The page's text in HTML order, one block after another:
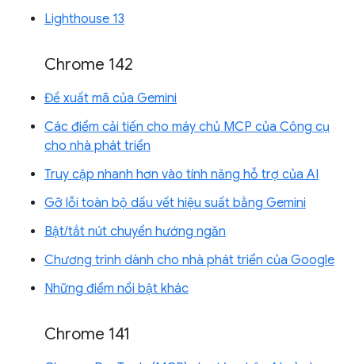
Lighthouse 13
Chrome 142
Đề xuất mã của Gemini
Các điểm cải tiến cho máy chủ MCP của Công cụ
cho nhà phát triển
Truy cập nhanh hơn vào tính năng hỗ trợ của AI
Gỡ lỗi toàn bộ dấu vết hiệu suất bằng Gemini
Bật/tắt nút chuyển hướng ngăn
Chương trình dành cho nhà phát triển của Google
Những điểm nổi bật khác
Chrome 141